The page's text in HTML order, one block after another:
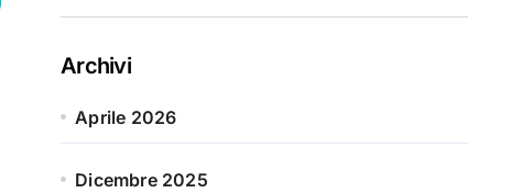
Archivi
Aprile 2026
Dicembre 2025